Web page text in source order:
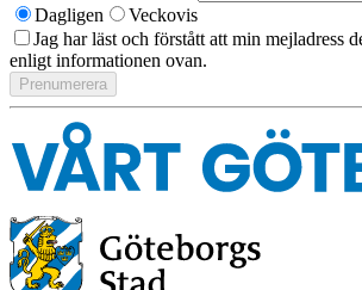
Dagligen
Veckovis
Jag har läst och förstått att min mejladress
enligt informationen ovan.